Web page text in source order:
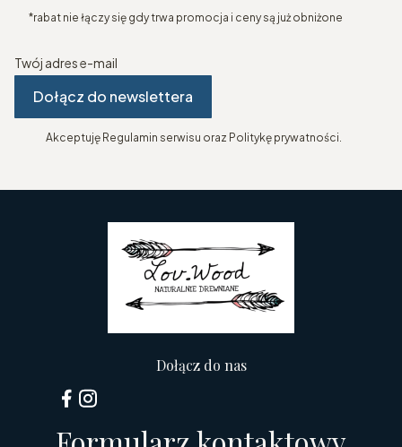
*rabat nie łączy się gdy trwa promocja i ceny są już obniżone
Twój adres e-mail
Dołącz do newslettera
Akceptuję Regulamin serwisu oraz Politykę prywatności.
Dołącz do nas